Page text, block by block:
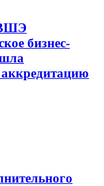
бизнес-